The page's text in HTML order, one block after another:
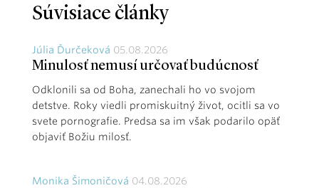
Súvisiace články
Júlia Ďurčeková 05.08.2026
Minulosť nemusí určovať budúcnosť
Odklonili sa od Boha, zanechali ho vo svojom
detstve. Roky viedli promiskuitný život, ocitli sa vo
svete pornografie. Predsa sa im však podarilo opäť
objaviť Božiu milosť.
Monika Šimoničová 04.08.2026